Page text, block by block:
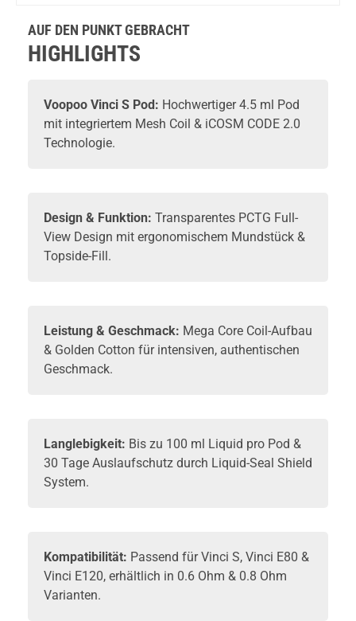
AUF DEN PUNKT GEBRACHT
HIGHLIGHTS
Voopoo Vinci S Pod: Hochwertiger 4.5 ml Pod
mit integriertem Mesh Coil & iCOSM CODE 2.0
Technologie.
Design & Funktion: Transparentes PCTG Full-
View Design mit ergonomischem Mundstück &
Topside-Fill.
Leistung & Geschmack: Mega Core Coil-Aufbau
& Golden Cotton für intensiven, authentischen
Geschmack.
Langlebigkeit: Bis zu 100 ml Liquid pro Pod &
30 Tage Auslaufschutz durch Liquid-Seal Shield
System.
Kompatibilität: Passend für Vinci S, Vinci E80 &
Vinci E120, erhältlich in 0.6 Ohm & 0.8 Ohm
Varianten.